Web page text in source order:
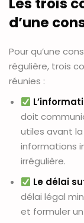
d’une
Pour qu’une
régulière, trois
réunies :
doit
utiles avant
informations
irrégulière.
Le délai
délai légal
et formuler